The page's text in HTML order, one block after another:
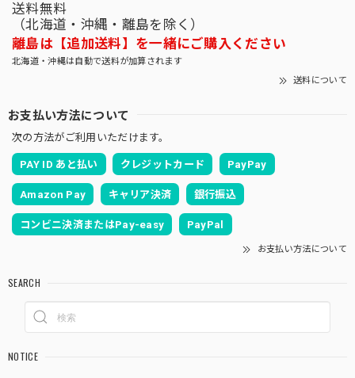
送料無料
（北海道・沖縄・離島を除く）
離島は【追加送料】を一緒にご購入ください
北海道・沖縄は自動で送料が加算されます
送料について
お支払い方法について
次の方法がご利用いただけます。
PAY ID あと払い クレジットカード PayPay
Amazon Pay キャリア決済 銀行振込
コンビニ決済またはPay-easy PayPal
お支払い方法について
SEARCH
NOTICE